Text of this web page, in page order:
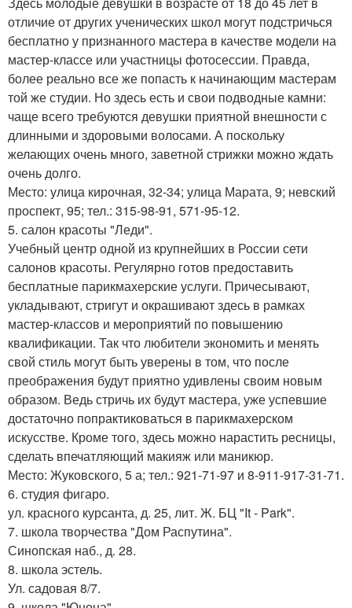
отличие от других ученических школ могут подстричься
бесплатно у признанного мастера в качестве модели на
мастер-классе или участницы фотосессии. Правда,
более реально все же попасть к начинающим мастерам
той же студии. Но здесь есть и свои подводные камни:
чаще всего требуются девушки приятной внешности с
длинными и здоровыми волосами. А поскольку
желающих очень много, заветной стрижки можно ждать
очень долго.
Место: улица кирочная, 32-34; улица Марата, 9; невский
проспект, 95; тел.: 315-98-91, 571-95-12.
5. салон красоты "Леди".
Учебный центр одной из крупнейших в России сети
салонов красоты. Регулярно готов предоставить
бесплатные парикмахерские услуги. Причесывают,
укладывают, стригут и окрашивают здесь в рамках
мастер-классов и мероприятий по повышению
квалификации. Так что любители экономить и менять
свой стиль могут быть уверены в том, что после
преображения будут приятно удивлены своим новым
образом. Ведь стричь их будут мастера, уже успевшие
достаточно попрактиковаться в парикмахерском
искусстве. Кроме того, здесь можно нарастить ресницы,
сделать впечатляющий макияж или маникюр.
Место: Жуковского, 5 а; тел.: 921-71-97 и 8-911-917-31-71.
6. студия фигаро.
ул. красного курсанта, д. 25, лит. Ж. БЦ "It - Park".
7. школа творчества "Дом Распутина".
Синопская наб., д. 28.
8. школа эстель.
Ул. садовая 8/7.